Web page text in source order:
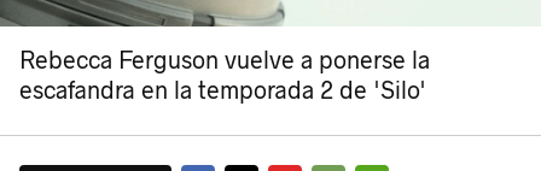
Rebecca Ferguson vuelve a ponerse la
escafandra en la temporada 2 de 'Silo'